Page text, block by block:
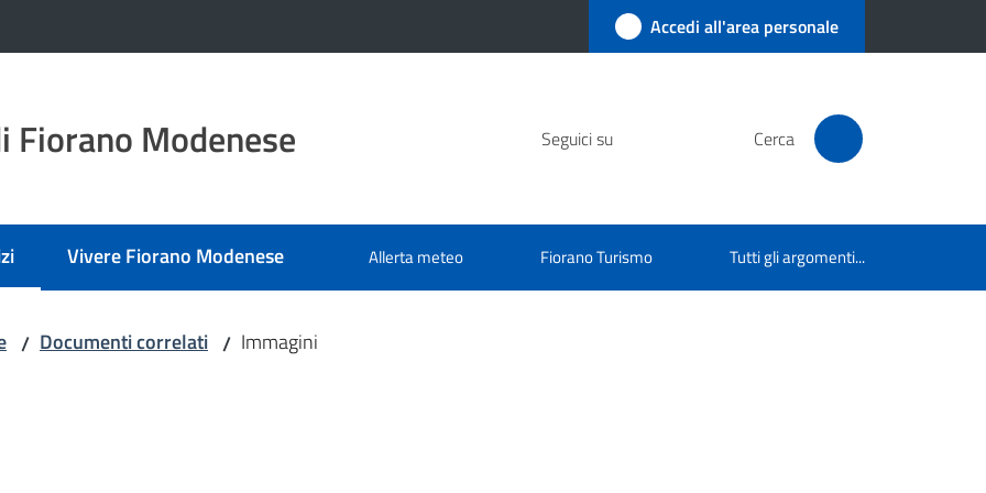
Accedi all'area personale
Fiorano Modenese Seguici su Cerca
selezionatoVivere Fiorano Modenese Allerta meteo Fiorano Turismo Tutti gli argomenti...
/ Documenti correlati / Immagini